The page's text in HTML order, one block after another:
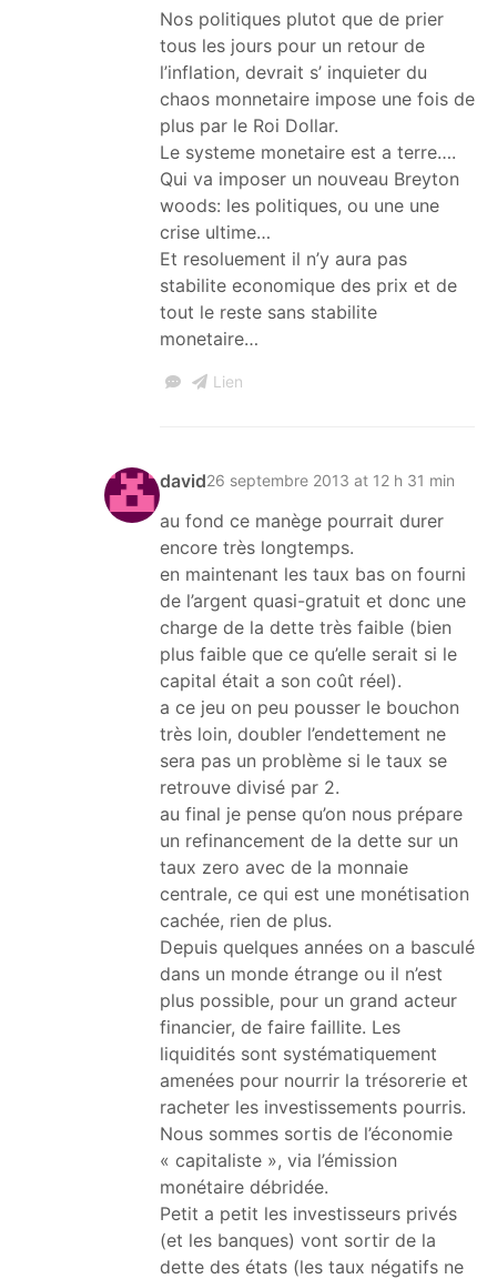
Nos politiques plutot que de prier
tous les jours pour un retour de
l’inflation, devrait s’ inquieter du
chaos monnetaire impose une fois de
plus par le Roi Dollar.
Le systeme monetaire est a terre….
Qui va imposer un nouveau Breyton
woods: les politiques, ou une une
crise ultime…
Et resoluement il n’y aura pas
stabilite economique des prix et de
tout le reste sans stabilite
monetaire…
Lien
david26 septembre 2013 at 12 h 31 min
au fond ce manège pourrait durer
encore très longtemps.
en maintenant les taux bas on fourni
de l’argent quasi-gratuit et donc une
charge de la dette très faible (bien
plus faible que ce qu’elle serait si le
capital était a son coût réel).
a ce jeu on peu pousser le bouchon
très loin, doubler l’endettement ne
sera pas un problème si le taux se
retrouve divisé par 2.
au final je pense qu’on nous prépare
un refinancement de la dette sur un
taux zero avec de la monnaie
centrale, ce qui est une monétisation
cachée, rien de plus.
Depuis quelques années on a basculé
dans un monde étrange ou il n’est
plus possible, pour un grand acteur
financier, de faire faillite. Les
liquidités sont systématiquement
amenées pour nourrir la trésorerie et
racheter les investissements pourris.
Nous sommes sortis de l’économie
« capitaliste », via l’émission
monétaire débridée.
Petit a petit les investisseurs privés
(et les banques) vont sortir de la
dette des états (les taux négatifs ne